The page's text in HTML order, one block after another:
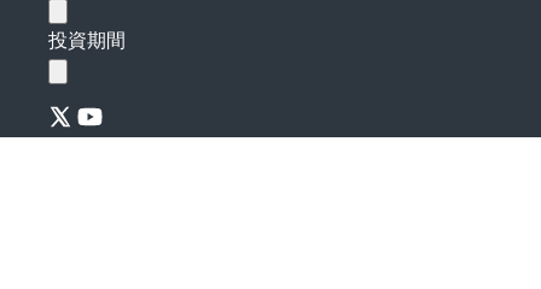
投資期間